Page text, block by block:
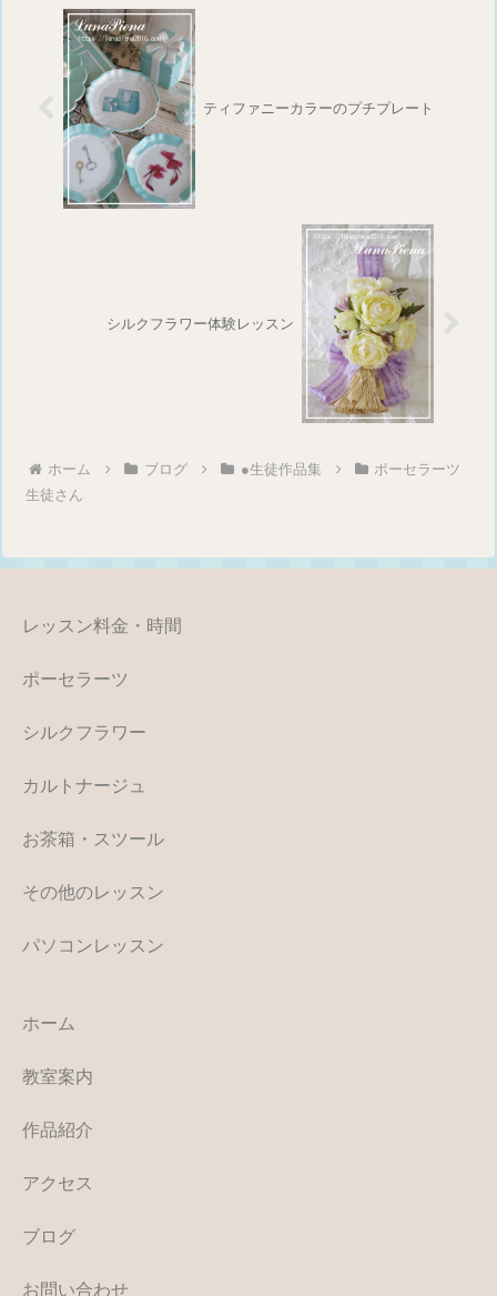
ティファニーカラーのプチプレート
シルクフラワー体験レッスン
ホーム ブログ ●生徒作品集
ポーセラーツ
生徒さん
レッスン料金・時間
ポーセラーツ
シルクフラワー
カルトナージュ
お茶箱・スツール
その他のレッスン
パソコンレッスン
ホーム
教室案内
作品紹介
アクセス
ブログ
お問い合わせ